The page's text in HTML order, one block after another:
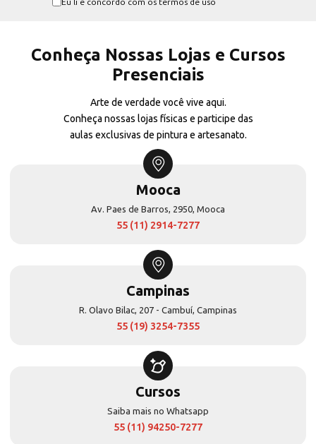
Eu li e concordo com os termos de uso
Conheça Nossas Lojas e Cursos
Presenciais
Arte de verdade você vive aqui.
Conheça nossas lojas físicas e participe das
aulas exclusivas de pintura e artesanato.
Mooca
Av. Paes de Barros, 2950, Mooca
55 (11) 2914-7277
Campinas
R. Olavo Bilac, 207 - Cambuí, Campinas
55 (19) 3254-7355
Cursos
Saiba mais no Whatsapp
55 (11) 94250-7277